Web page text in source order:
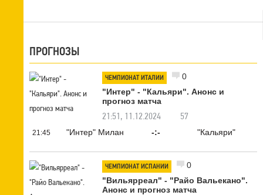
ПРОГНОЗЫ
ЧЕМПИОНАТ ИТАЛИИ
0
"Интер" - "Кальяри". Анонс и
прогноз матча
21:51, 11.12.2024 57
21:45 "Интер" Милан -:- "Кальяри"
ЧЕМПИОНАТ ИСПАНИИ
0
"Вильярреал" - "Райо Вальекано".
Анонс и прогноз матча